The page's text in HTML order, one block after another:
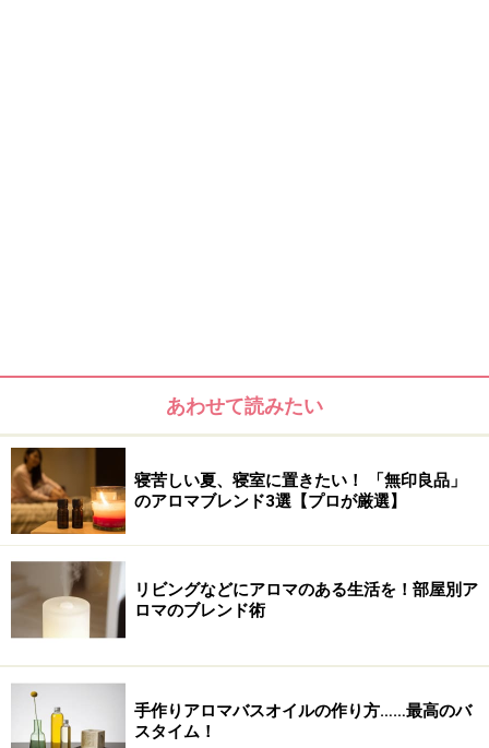
ダーの香りは怒りを和らげ中枢神経のバランスを回復さ
せるといわます。皮膚細胞を活性化させるためスキンケ
アとしては日焼けや
◆注意
あわせて読みたい
寝苦しい夏、寝室に置きたい！ 「無印良品」
のアロマブレンド3選【プロが厳選】
リビングなどにアロマのある生活を！部屋別ア
ロマのブレンド術
手作りアロマバスオイルの作り方……最高のバ
スタイム！